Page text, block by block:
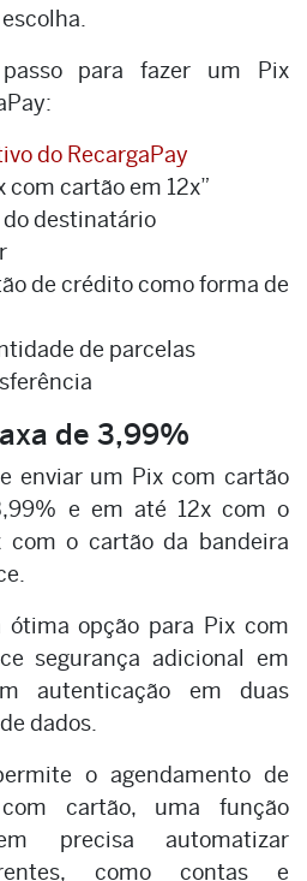
para fazer um Pix
do RecargaPay
com cartão em 12x”
do destinatário
de crédito como forma de
de parcelas
de 3,99%
enviar um Pix com cartão
e em até 12x com o
com o cartão da bandeira
ótima opção para Pix com
segurança adicional em
autenticação em duas
dados.
o agendamento de
cartão, uma função
precisa automatizar
como contas e